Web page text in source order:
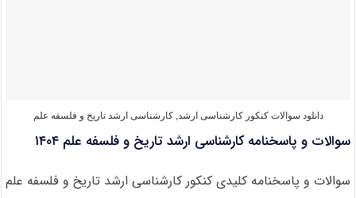
دانلود سوالات کنکور کارشناسی ارشد,کارشناسی ارشد تاریخ و فلسفه علم
سوالات و پاسخنامه کارشناسی ارشد تاریخ و فلسفه علم ۱۴۰۴
سوالات و پاسخنامه کلیدی کنکور کارشناسی ارشد تاریخ و فلسفه علم